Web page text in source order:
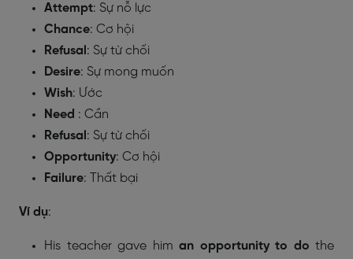
Attempt: Sự nỗ lực
Chance: Cơ hội
Refusal : Sự từ chối
Desire: Sự mong muốn
Wish: Ước
Need : Cần
Refusal : Sự từ chối
Opportunity: Cơ hội
Failure: Thất bại
Ví dụ:
His teacher gave him an opportunity to do the